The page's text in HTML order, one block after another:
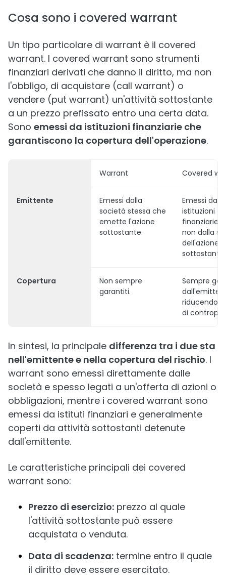
Cosa sono i covered warrant
Un tipo particolare di warrant è il covered
warrant. I covered warrant sono strumenti
finanziari derivati che danno il diritto, ma non
l'obbligo, di acquistare (call warrant) o
vendere (put warrant) un'attività sottostante
a un prezzo prefissato entro una certa data.
Sono emessi da istituzioni finanziarie che
garantiscono la copertura dell'operazione.
Warrant Covered
Emittente
Emessi dalla
società stessa che
emette l'azione
sottostante.
Emessi da
istituzioni
finanziarie
non dalla
dell'azione
sottostante.
Copertura
Non sempre
garantiti.
Sempre
riducendo il
di
In sintesi, la principale differenza tra i due sta
nell'emittente e nella copertura del rischio. I
warrant sono emessi direttamente dalle
società e spesso legati a un'offerta di azioni o
obbligazioni, mentre i covered warrant sono
emessi da istituti finanziari e generalmente
coperti da attività sottostanti detenute
dall'emittente.
Le caratteristiche principali dei covered
warrant sono:
Prezzo di esercizio: prezzo al quale
l'attività sottostante può essere
acquistata o venduta.
Data di scadenza: termine entro il quale
il diritto deve essere esercitato.